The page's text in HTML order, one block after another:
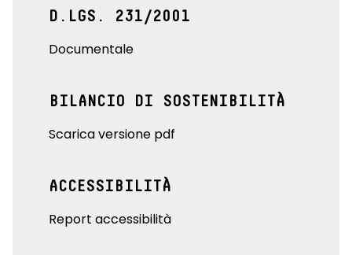
D.LGS. 231/2001
Documentale
BILANCIO DI SOSTENIBILITÀ
Scarica versione pdf
ACCESSIBILITÀ
Report accessibilità